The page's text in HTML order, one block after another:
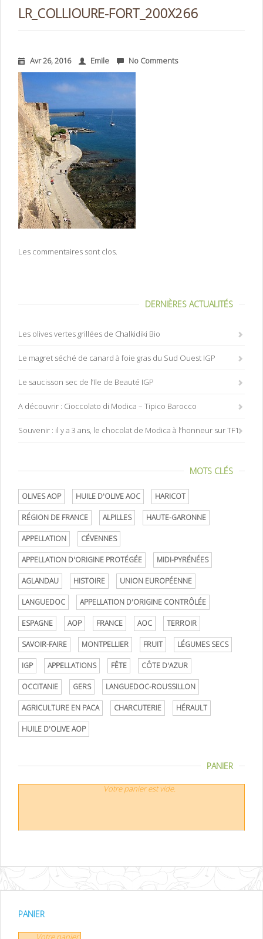
LR_COLLIOURE-FORT_200X266
Avr 26, 2016 Emile No Comments
Les commentaires sont clos.
DERNIÈRES ACTUALITÉS
Les olives vertes grillées de Chalkidiki Bio
Le magret séché de canard à foie gras du Sud Ouest IGP
Le saucisson sec de l’Ile de Beauté IGP
A découvrir : Cioccolato di Modica – Tipico Barocco
Souvenir : il y a 3 ans, le chocolat de Modica à l’honneur sur TF1
MOTS CLÉS
OLIVES AOP HUILE D'OLIVE AOC HARICOT
RÉGION DE FRANCE ALPILLES HAUTE-GARONNE
APPELLATION CÉVENNES
APPELLATION D'ORIGINE PROTÉGÉE MIDI-PYRÉNÉES
AGLANDAU HISTOIRE UNION EUROPÉENNE
LANGUEDOC APPELLATION D'ORIGINE CONTRÔLÉE
ESPAGNE AOP FRANCE AOC TERROIR
SAVOIR-FAIRE MONTPELLIER FRUIT LÉGUMES SECS
IGP APPELLATIONS FÊTE CÔTE D'AZUR
OCCITANIE GERS LANGUEDOC-ROUSSILLON
AGRICULTURE EN PACA CHARCUTERIE HÉRAULT
HUILE D'OLIVE AOP
PANIER
Votre panier est vide.
PANIER
Votre panier